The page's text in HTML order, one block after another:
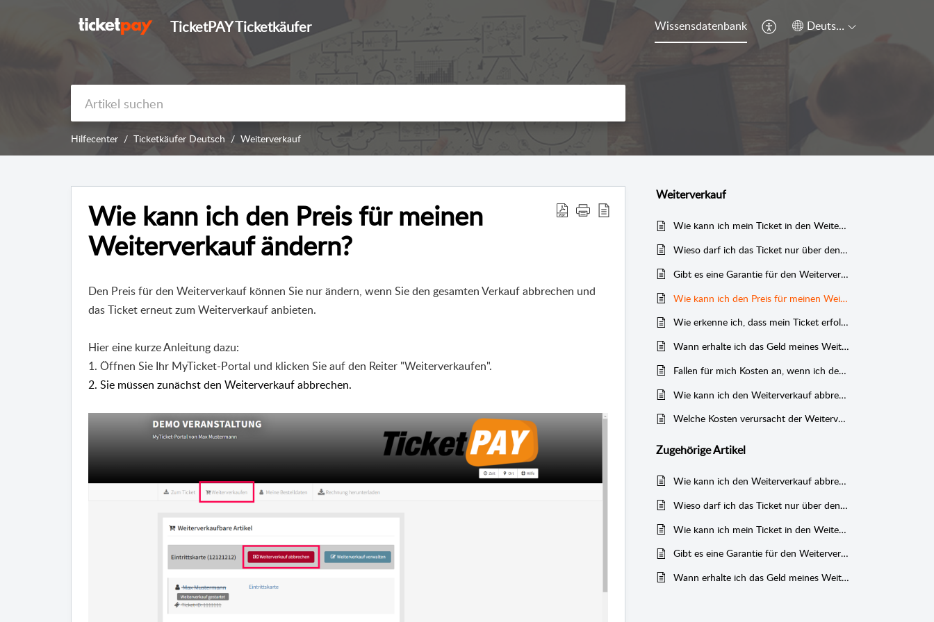
TicketPAY Ticketkäufer Wissensdatenbank Deutsch
Hilfecenter Ticketkäufer Deutsch Weiterverkauf
Wie kann ich den Preis für meinen
Weiterverkauf ändern?
Den Preis für den Weiterverkauf können Sie nur ändern, wenn Sie den gesamten Verkauf abbrechen und
das Ticket erneut zum Weiterverkauf anbieten.
Hier eine kurze Anleitung dazu:
1. Öffnen Sie Ihr MyTicket-Portal und klicken Sie auf den Reiter "Weiterverkaufen".
2. Sie müssen zunächst den Weiterverkauf abbrechen.
Weiterverkauf
Wie kann ich mein Ticket in den Weiterverkauf geben?
Wieso darf ich das Ticket nur über den offiziellen Resale Shop zum Weiterverkauf anbieten?
Gibt es eine Garantie für den Weiterverkauf meines Tickets?
Wie kann ich den Preis für meinen Weiterverkauf ändern?
Wie erkenne ich, dass mein Ticket erfolgreich weiterverkauft wurde?
Wann erhalte ich das Geld meines Weiterverkaufes?
Fallen für mich Kosten an, wenn ich den Weiterverkauf abbreche?
Wie kann ich den Weiterverkauf abbrechen?
Welche Kosten verursacht der Weiterverkauf?
ZugehörigeArtikel
Wie kann ich den Weiterverkauf abbrechen?
Wieso darf ich das Ticket nur über den offiziellen Resale Shop zum Weiterverkauf anbieten?
Wie kann ich mein Ticket in den Weiterverkauf geben?
Gibt es eine Garantie für den Weiterverkauf meines Tickets?
Wann erhalte ich das Geld meines Weiterverkaufes?